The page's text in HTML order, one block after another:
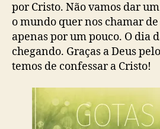
por Cristo. Não vamos dar
o mundo quer nos chamar
apenas por um pouco. O dia
chegando. Graças a Deus
temos de confessar a Cristo!